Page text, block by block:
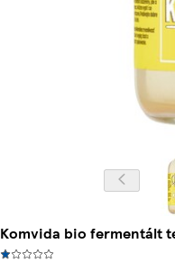
Komvida bio fermentált